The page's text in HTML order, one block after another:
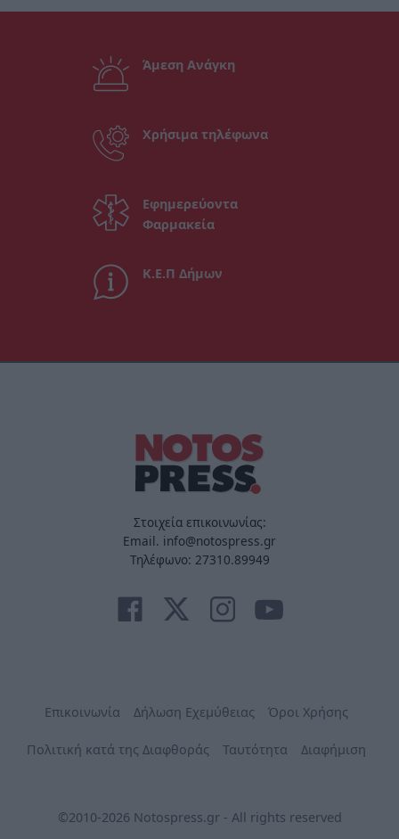
Άμεση Ανάγκη
Χρήσιμα τηλέφωνα
Εφημερεύοντα
Φαρμακεία
Κ.Ε.Π Δήμων
Στοιχεία επικοινωνίας:
Email. info@notospress.gr
Τηλέφωνο: 27310.89949
Επικοινωνία Δήλωση Εχεμύθειας Όροι Χρήσης
Πολιτική κατά της Διαφθοράς Ταυτότητα Διαφήμιση
©2010-2026 Notospress.gr - All rights reserved